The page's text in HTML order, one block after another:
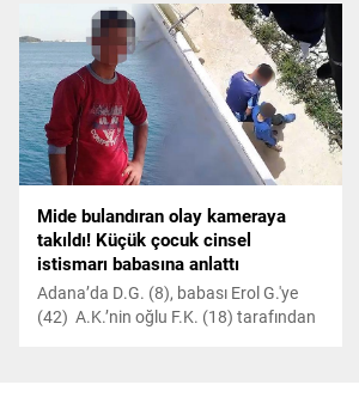
düzeyde yatırımlar yapıyorlar. Allah
razı olsun ama onlara bir tavsiyem var
sadece. Bize illerinde problem çıkartan,
okul yaptırmamak, yapılan okulların
yaşamaması için yapılan okulların
istediğimiz şekilde eğitim...
Mide bulandıran olay kameraya
takıldı! Küçük çocuk cinsel
istismarı babasına anlattı
Adana’da D.G. (8), babası Erol G.'ye
(42) A.K.’nin oğlu F.K. (18) tarafından